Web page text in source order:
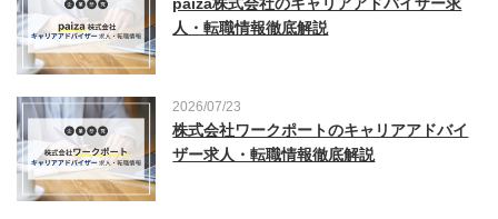
人・転職情報徹底解説
2026/07/23
株式会社ワークポートのキャリアアドバイ
ザー求人・転職情報徹底解説